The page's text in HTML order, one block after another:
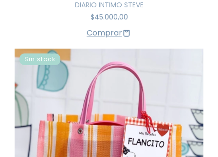
DIARIO INTIMO STEVE
$45.000,00
Sin stock